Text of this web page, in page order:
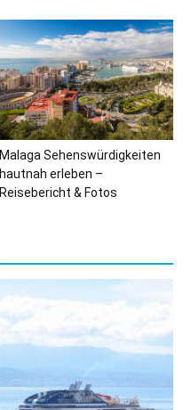
Malaga Sehenswürdigkeiten
hautnah erleben –
Reisebericht & Fotos